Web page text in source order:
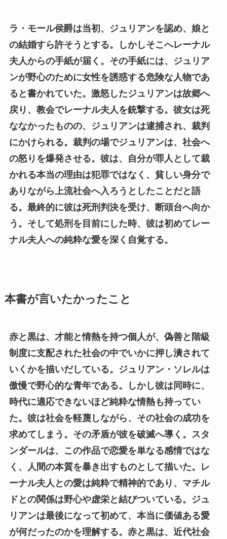
ラ・モール侯爵は当初、ジュリアンを認め、娘と
の結婚すら許そうとする。しかしそこへレーナル
夫人からの手紙が届く。その手紙には、ジュリア
ンが野心のために女性を誘惑する危険な人物であ
ると書かれていた。激怒したジュリアンは故郷へ
戻り、教会でレーナル夫人を銃撃する。彼女は死
ななかったものの、ジュリアンは逮捕され、裁判
にかけられる。裁判の場でジュリアンは、社会へ
の怒りを爆発させる。彼は、自分が罪人として裁
かれる本当の理由は犯罪ではなく、貧しい身分で
ありながら上流社会へ入ろうとしたことだと語
る。最終的に彼は死刑判決を受け、断頭台へ向か
う。そして処刑を目前にした時、彼は初めてレー
ナル夫人への純粋な愛を深く自覚する。
本書が言いたかったこと
赤と黒は、才能と情熱を持つ個人が、偽善と階級
制度に支配された社会の中でいかに押し潰されて
いくかを描いだしている。ジュリアン・ソレルは
傲慢で野心的な青年である。しかし彼は同時に、
時代に適応できないほど純粋な情熱も持ってい
た。彼は社会を軽蔑しながら、その社会の成功を
求めてしまう。その矛盾が彼を破滅へ導く。スタ
ンダールは、この作品で恋愛を単なる感情ではな
く、人間の本質を暴き出すものとして描いた。レ
ーナル夫人との愛は純粋で精神的であり、マチル
ドとの関係は野心や虚栄と結びついている。ジュ
リアンは最後になって初めて、本当に価値ある愛
が何だったのかを理解する。赤と黒は、近代社会